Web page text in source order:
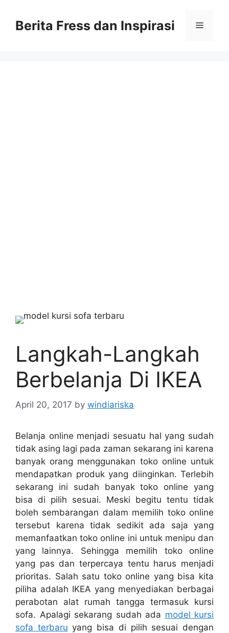
contentBerita Fress dan Inspirasi Menu
Langkah-Langkah
Berbelanja Di IKEA
April 20, 2017 by windiariska
Belanja online menjadi sesuatu hal yang sudah
tidak asing lagi pada zaman sekarang ini karena
banyak orang menggunakan toko online untuk
mendapatkan produk yang diinginkan. Terlebih
sekarang ini sudah banyak toko online yang
bisa di pilih sesuai. Meski begitu tentu tidak
boleh sembarangan dalam memilih toko online
tersebut karena tidak sedikit ada saja yang
memanfaatkan toko online ini untuk menipu dan
yang lainnya. Sehingga memilih toko online
yang pas dan terpercaya tentu harus menjadi
prioritas. Salah satu toko online yang bisa kita
piliha adalah IKEA yang menyediakan berbagai
perabotan alat rumah tangga termasuk kursi
sofa. Apalagi sekarang sudah ada model kursi
sofa terbaru yang bisa di pilih sesuai dengan